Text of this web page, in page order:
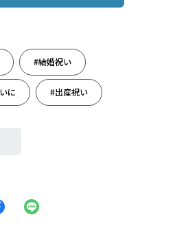
#結婚祝い
に #出産祝い